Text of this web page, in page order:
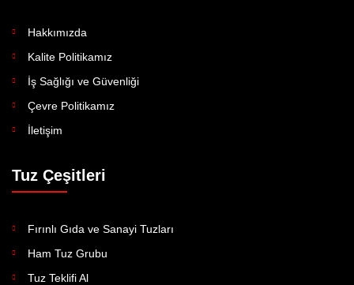
Hakkımızda
Kalite Politikamız
İş Sağlığı ve Güvenliği
Çevre Politikamız
İletişim
Tuz Çeşitleri
Fırınlı Gıda ve Sanayi Tuzları
Ham Tuz Grubu
Tuz Teklifi Al